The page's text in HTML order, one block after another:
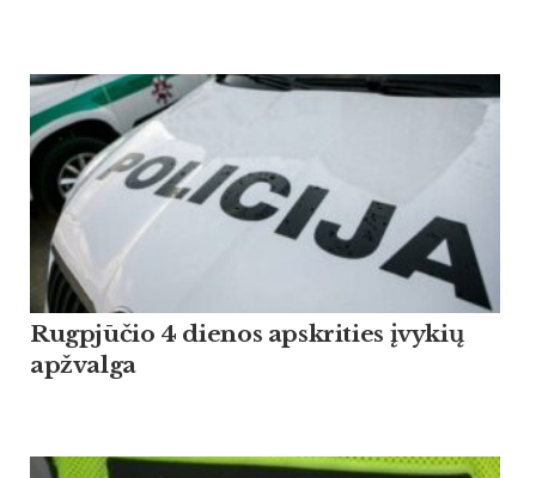
Rugpjūčio 4 dienos apskrities įvykių
apžvalga